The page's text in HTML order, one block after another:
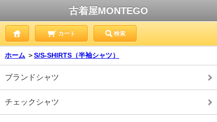
古着屋MONTEGO
カート 検索
ホーム ＞S/S-SHIRTS（半袖シャツ）
ブランドシャツ
チェックシャツ